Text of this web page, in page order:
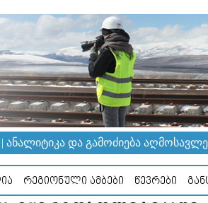
ᲓᲐ ᲒᲐᲛᲝᲫᲘᲔᲑᲐ
ᲠᲔᲒᲘᲝᲜᲣᲚᲘ ᲐᲛᲑᲔᲑᲘ ᲬᲔᲕᲠᲔᲑᲘ